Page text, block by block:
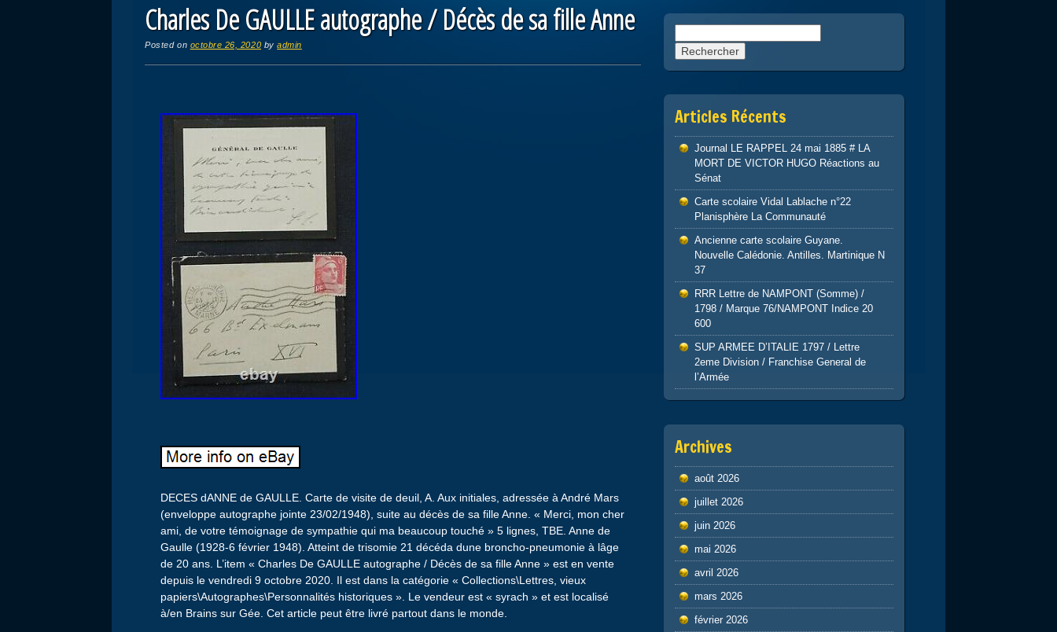
Charles De GAULLE autographe / Décès de sa fille Anne
Posted on octobre 26, 2020 byadmin
DECES dANNE de GAULLE. Carte de visite de deuil, A. Aux initiales, adressée à André Mars
(enveloppe autographe jointe 23/02/1948), suite au décès de sa fille Anne. « Merci, mon cher
ami, de votre témoignage de sympathie qui ma beaucoup touché » 5 lignes, TBE. Anne de
Gaulle (1928-6 février 1948). Atteint de trisomie 21 décéda dune broncho-pneumonie à lâge
de 20 ans. L’item « Charles De GAULLE autographe / Décès de sa fille Anne » est en vente
depuis le vendredi 9 octobre 2020. Il est dans la catégorie « Collections\Lettres, vieux
papiers\Autographes\Personnalités historiques ». Le vendeur est « syrach » et est localisé
à/en Brains sur Gée. Cet article peut être livré partout dans le monde.
Articles Récents
Journal LE RAPPEL 24 mai 1885 # LA
MORT DE VICTOR HUGO Réactions au
Sénat
Carte scolaire Vidal Lablache n°22
Planisphère La Communauté
Ancienne carte scolaire Guyane.
Nouvelle Calédonie. Antilles. Martinique N
37
RRR Lettre de NAMPONT (Somme) /
1798 / Marque 76/NAMPONT Indice 20
600
SUP ARMEE D’ITALIE 1797 / Lettre
2eme Division / Franchise General de
l’Armée
Archives
août 2026
juillet 2026
juin 2026
mai 2026
avril 2026
mars 2026
février 2026